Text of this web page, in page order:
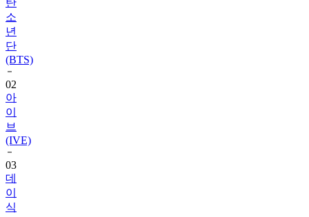
년
단
(BTS)
02
아
이
브
(IVE)
03
데
이
식
스
(DAY6)